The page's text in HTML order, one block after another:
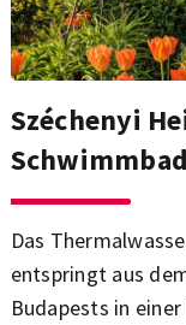
Széchenyi
Schwimmbad
Das
entspringt aus
Budapests in